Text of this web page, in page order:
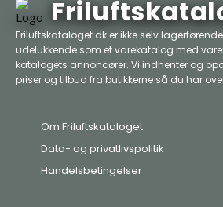
Friluftskataloget.dk er ikke selv
udelukkende som et varekatalog med
katalogets annoncører. Vi indhenter og
priser og tilbud fra butikkerne så du har
Om Friluftskataloget
Data- og privatlivspolitik
Handelsbetingelser